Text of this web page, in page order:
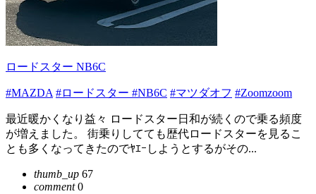
ロードスター NB6C
#MAZDA #ロードスター #NB6C #マツダオフ #Zoomzoom
最近暖かくなり益々 ロードスター日和が続くので乗る頻度
が増えました。 街乗りしてても歴代ロードスターを見るこ
とも多くなってきたのでﾔｴｰしようとするがその...
thumb_up 67
comment0